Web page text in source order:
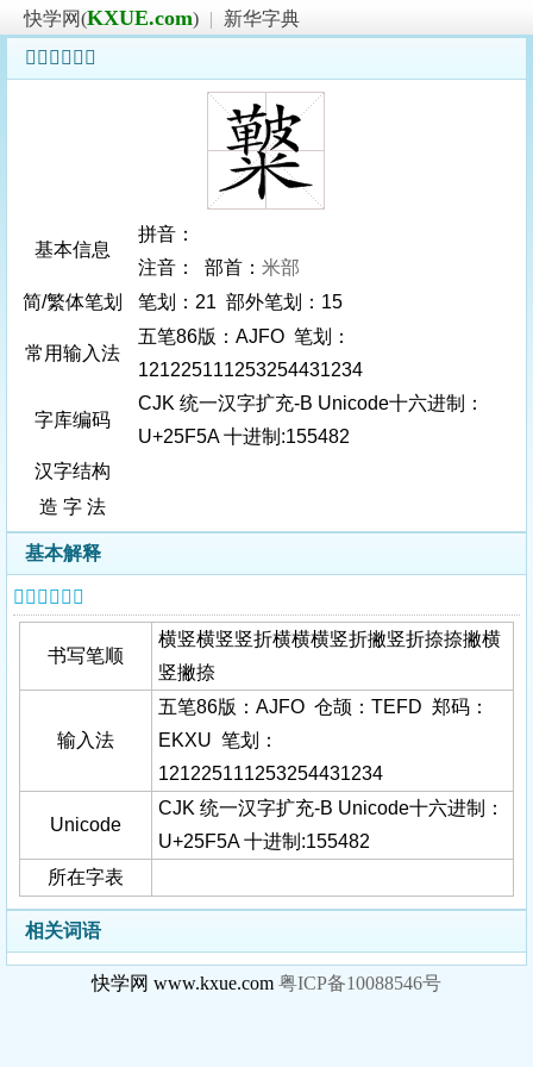
快学网(KXUE.com) |
新华字典
𥽚字基本信息
基本信息
拼音：
注音： 部首： 米部
简/繁体笔划
笔划：21 部外笔划：15
常用输入法
五笔86版：AJFO 笔划：
121225111253254431234
字库编码
CJK 统一汉字扩充-B Unicode十六进制：
U+25F5A 十进制:155482
汉字结构
造 字 法
基本解释
𥽚字基本信息
书写笔顺
横竖横竖竖折横横横竖折撇竖折捺捺撇横
竖撇捺
输入法
五笔86版：AJFO 仓颉：TEFD 郑码：
EKXU 笔划：
121225111253254431234
Unicode
CJK 统一汉字扩充-B Unicode十六进制：
U+25F5A 十进制:155482
所在字表
相关词语
快学网 www.kxue.com 粤ICP备10088546号